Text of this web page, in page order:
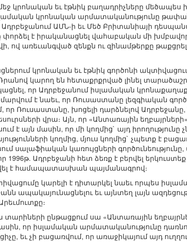
կրոնական եւ էթնիկ բաղադրիչները մեծապես
կրոնական արմատականությունը
ԱՄՆ-ի եւ Մեծ Բրիտանիայի
փորձել է իրականացնել վահաբական մի
առեւանգված զենքն ու զինամթերքը թաքցրել
կրոնական եւ էթնիկ գործոնի
կարող են հետաքրքրված լինել
որ Ադրբեջանում իսլամական
է նաեւ, որ Ռուսաստանը լեզգիական
Ռուսաստանը, խոցելի դարձնելով Ադրբեջանը,
վրա։ Այն, որ «Անտառային
է այն մասին, որ մի կողմից` այդ իրողությունը
կողմից, մյուս կողմից` չպետք է
սալաֆիական կառույցների
Ադրբեջանի հետ ձեռք է բերվել
է համապատասխան պայմանագրով։
կարելի է դիտարկել նաեւ որպես
ապակայունացնելու եւ այնտեղ լայն
տարիների ընթացքում սա «Անտառային
որ իսլամական արմատականությունը
եւ չի բացառվում, որ առաջիկայում այդ